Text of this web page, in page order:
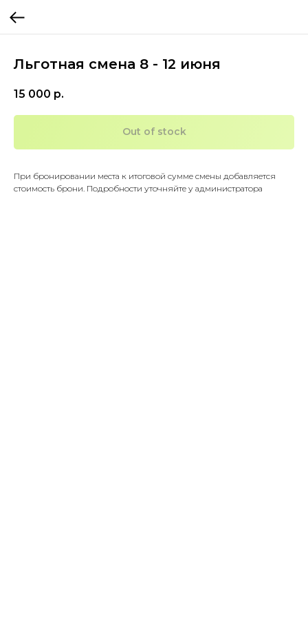
Льготная смена 8 - 12 июня
15 000 р.
Out of stock
При бронировании места к итоговой сумме смены добавляется
стоимость брони. Подробности уточняйте у администратора